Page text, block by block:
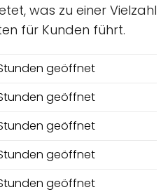
was zu einer Vielzahl
für Kunden führt.
geöffnet
geöffnet
geöffnet
geöffnet
geöffnet